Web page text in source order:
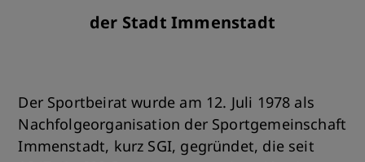
der Stadt Immenstadt
Der Sportbeirat wurde am 12. Juli 1978 als
Nachfolgeorganisation der Sportgemeinschaft
Immenstadt, kurz SGI, gegründet, die seit